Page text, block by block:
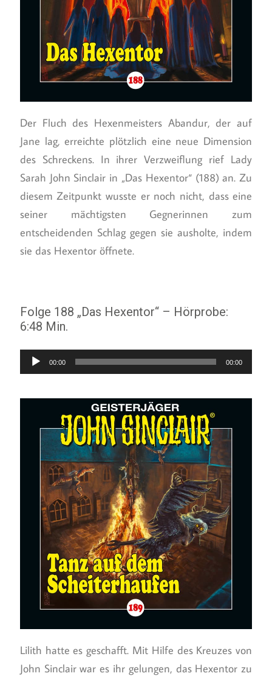
Der Fluch des Hexenmeisters Abandur, der auf
Jane lag, erreichte plötzlich eine neue Dimension
des Schreckens. In ihrer Verzweiflung rief Lady
Sarah John Sinclair in „Das Hexentor“ (188) an. Zu
diesem Zeitpunkt wusste er noch nicht, dass eine
seiner mächtigsten Gegnerinnen zum
entscheidenden Schlag gegen sie ausholte, indem
sie das Hexentor öffnete.
Folge 188 „Das Hexentor“ – Hörprobe:
6:48 Min.
Audio-
Player
00:00 00:00
Lilith hatte es geschafft. Mit Hilfe des Kreuzes von
John Sinclair war es ihr gelungen, das Hexentor zu